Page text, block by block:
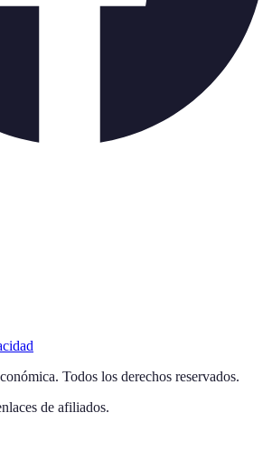
. Todos los derechos reservados.
de afiliados.